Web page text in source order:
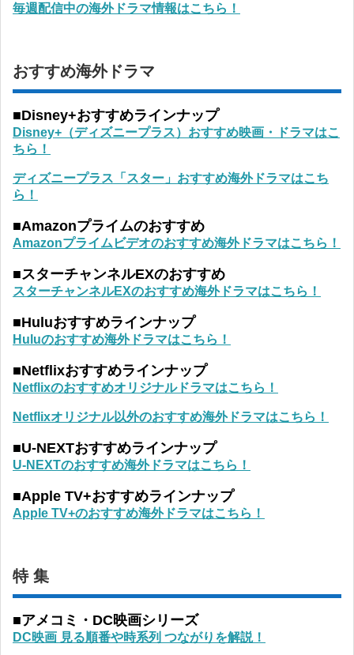
毎週配信中の海外ドラマ情報はこちら！
おすすめ海外ドラマ
■Disney+おすすめラインナップ
Disney+（ディズニープラス）おすすめ映画・ドラマはこ
ちら！
ディズニープラス「スター」おすすめ海外ドラマはこち
ら！
■Amazonプライムのおすすめ
Amazonプライムビデオのおすすめ海外ドラマはこちら！
■スターチャンネルEXのおすすめ
スターチャンネルEXのおすすめ海外ドラマはこちら！
■Huluおすすめラインナップ
Huluのおすすめ海外ドラマはこちら！
■Netflixおすすめラインナップ
Netflixのおすすめオリジナルドラマはこちら！
Netflixオリジナル以外のおすすめ海外ドラマはこちら！
■U-NEXTおすすめラインナップ
U-NEXTのおすすめ海外ドラマはこちら！
■Apple TV+おすすめラインナップ
Apple TV+のおすすめ海外ドラマはこちら！
特 集
■アメコミ・DC映画シリーズ
DC映画 見る順番や時系列 つながりを解説！